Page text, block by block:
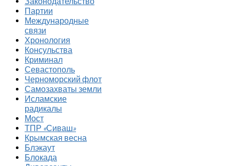
Партии
Международные
связи
Хронология
Консульства
Криминал
Севастополь
Черноморский флот
Самозахваты земли
Исламские
радикалы
Мост
ТПР «Сиваш»
Крымская весна
Блэкаут
Блокада